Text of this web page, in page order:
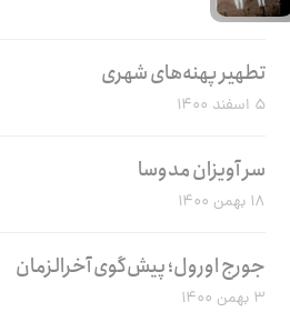
تطهیر پهنه‌های شهری
۵ اسفند ۱۴۰۰
سر آویزان مدوسا
۱۸ بهمن ۱۴۰۰
جورج اورول؛ پیش‌گوی آخرالزمان
۳ بهمن ۱۴۰۰